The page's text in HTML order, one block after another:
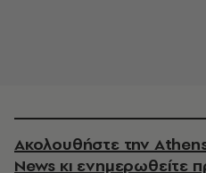
Ακολουθήστε την
News κι ενημερωθείτε